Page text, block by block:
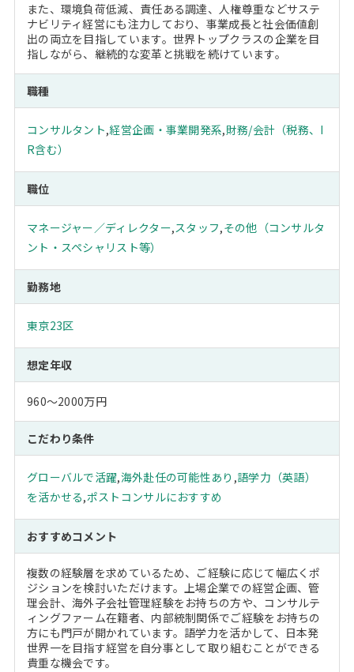
また、環境負荷低減、責任ある調達、人権尊重などサステ
ナビリティ経営にも注力しており、事業成長と社会価値創
出の両立を目指しています。世界トップクラスの企業を目
指しながら、継続的な変革と挑戦を続けています。
職種
コンサルタント,経営企画・事業開発系,財務/会計（税務、I
R含む）
職位
マネージャー／ディレクター,スタッフ,その他（コンサルタ
ント・スペシャリスト等）
勤務地
東京23区
想定年収
960～2000万円
こだわり条件
グローバルで活躍,海外赴任の可能性あり ,語学力（英語）
を活かせる,ポストコンサルにおすすめ
おすすめコメント
複数の経験層を求めているため、ご経験に応じて幅広くポ
ジションを検討いただけます。上場企業での経営企画、管
理会計、海外子会社管理経験をお持ちの方や、コンサルテ
ィングファーム在籍者、内部統制関係でご経験をお持ちの
方にも門戸が開かれています。語学力を活かして、日本発
世界一を目指す経営を自分事として取り組むことができる
貴重な機会です。